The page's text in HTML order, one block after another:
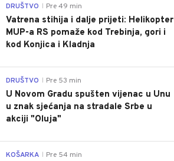
DRUŠTVO Pre 49 min
Vatrena stihija i dalje prijeti: Helikopter
MUP-a RS pomaže kod Trebinja, gori i
kod Konjica i Kladnja
DRUŠTVO Pre 53 min
U Novom Gradu spušten vijenac u Unu
u znak sjećanja na stradale Srbe u
akciji "Oluja"
KOŠARKA Pre 54 min